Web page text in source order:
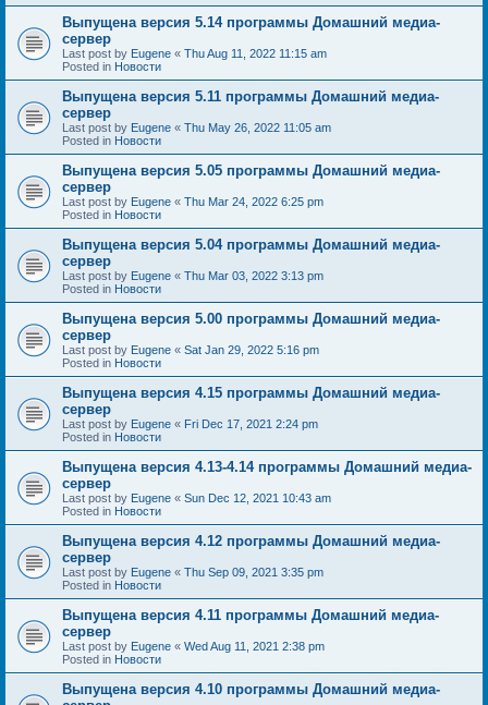
Выпущена версия 5.14 программы Домашний медиа-
сервер
Last post by Eugene « Thu Aug 11, 2022 11:15 am
Posted in Новости
Выпущена версия 5.11 программы Домашний медиа-
сервер
Last post by Eugene « Thu May 26, 2022 11:05 am
Posted in Новости
Выпущена версия 5.05 программы Домашний медиа-
сервер
Last post by Eugene « Thu Mar 24, 2022 6:25 pm
Posted in Новости
Выпущена версия 5.04 программы Домашний медиа-
сервер
Last post by Eugene « Thu Mar 03, 2022 3:13 pm
Posted in Новости
Выпущена версия 5.00 программы Домашний медиа-
сервер
Last post by Eugene « Sat Jan 29, 2022 5:16 pm
Posted in Новости
Выпущена версия 4.15 программы Домашний медиа-
сервер
Last post by Eugene « Fri Dec 17, 2021 2:24 pm
Posted in Новости
Выпущена версия 4.13-4.14 программы Домашний медиа-
сервер
Last post by Eugene « Sun Dec 12, 2021 10:43 am
Posted in Новости
Выпущена версия 4.12 программы Домашний медиа-
сервер
Last post by Eugene « Thu Sep 09, 2021 3:35 pm
Posted in Новости
Выпущена версия 4.11 программы Домашний медиа-
сервер
Last post by Eugene « Wed Aug 11, 2021 2:38 pm
Posted in Новости
Выпущена версия 4.10 программы Домашний медиа-